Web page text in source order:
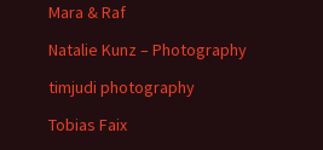
Mara & Raf
Natalie Kunz – Photography
timjudi photography
Tobias Faix